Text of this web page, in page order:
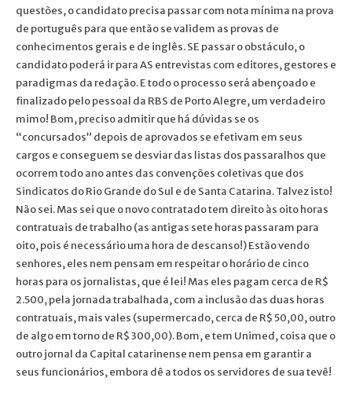
questões, o candidato precisa passar com nota mínima na prova
de português para que então se validem as provas de
conhecimentos gerais e de inglês. SE passar o obstáculo, o
candidato poderá ir para AS entrevistas com editores, gestores e
paradigmas da redação. E todo o processo será abençoado e
finalizado pelo pessoal da RBS de Porto Alegre, um verdadeiro
mimo! Bom, preciso admitir que há dúvidas se os
“concursados” depois de aprovados se efetivam em seus
cargos e conseguem se desviar das listas dos passaralhos que
ocorrem todo ano antes das convenções coletivas que dos
Sindicatos do Rio Grande do Sul e de Santa Catarina. Talvez isto!
Não sei. Mas sei que o novo contratado tem direito às oito horas
contratuais de trabalho (as antigas sete horas passaram para
oito, pois é necessário uma hora de descanso!) Estão vendo
senhores, eles nem pensam em respeitar o horário de cinco
horas para os jornalistas, que é lei! Mas eles pagam cerca de R$
2.500, pela jornada trabalhada, com a inclusão das duas horas
contratuais, mais vales (supermercado, cerca de R$ 50,00, outro
de algo em torno de R$ 300,00). Bom, e tem Unimed, coisa que o
outro jornal da Capital catarinense nem pensa em garantir a
seus funcionários, embora dê a todos os servidores de sua tevê!